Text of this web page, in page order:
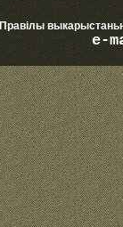
Правілы
e-